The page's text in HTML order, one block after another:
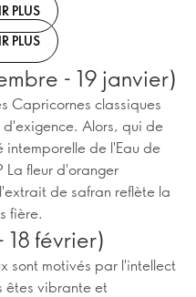
PLUS
PLUS
- 19 janvier)
Capricornes classiques
Alors, qui de
de l'Eau de
fleur d'oranger
de safran reflète la
fière.
février)
sont motivés par l'intellect
êtes vibrante et